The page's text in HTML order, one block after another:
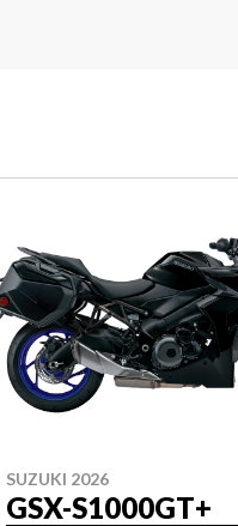
SUZUKI 2026
GSX-S1000GT+